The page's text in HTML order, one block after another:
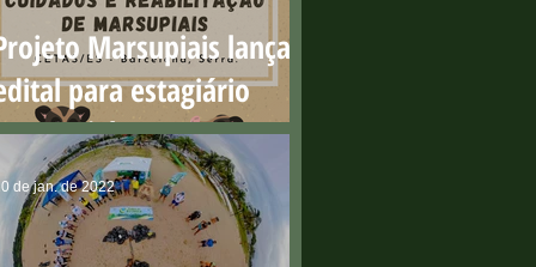
Marsupiais lança
para estagiário
de jan. de 2022